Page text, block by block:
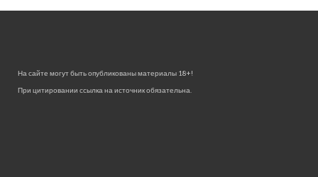
На сайте могут быть опубликованы материалы 18+!
При цитировании ссылка на источник обязательна.